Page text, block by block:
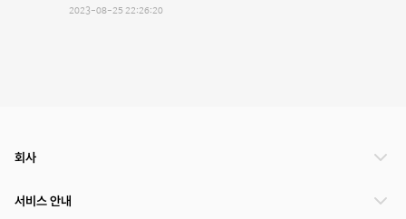
2023-08-25 22:26:20
회사
서비스 안내